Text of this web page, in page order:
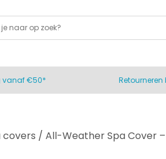
vanaf €50* Retourneren
covers / All-Weather Spa Cover –